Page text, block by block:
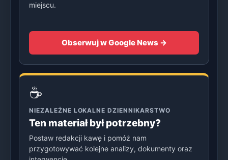
miejscu.
Obserwuj w Google News →
☕
NIEZALEŻNE LOKALNE DZIENNIKARSTWO
Ten materiał był potrzebny?
Postaw redakcji kawę i pomóż nam
przygotowywać kolejne analizy, dokumenty oraz